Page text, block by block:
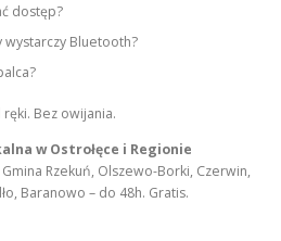
dostęp?
wystarczy Bluetooth?
Bez owijania.
w Ostrołęce i Regionie
Rzekuń, Olszewo-Borki, Czerwin,
Baranowo – do 48h. Gratis.